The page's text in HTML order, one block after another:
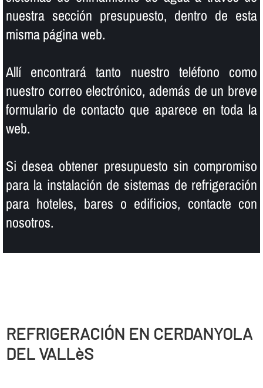
nuestra sección presupuesto, dentro de esta
misma página web.
Allí­ encontrará tanto nuestro teléfono como
nuestro correo electrónico, además de un breve
formulario de contacto que aparece en toda la
web.
Si desea obtener presupuesto sin compromiso
para la instalación de sistemas de refrigeración
para hoteles, bares o edificios, contacte con
nosotros.
REFRIGERACIÓN EN CERDANYOLA
DEL VALLèS